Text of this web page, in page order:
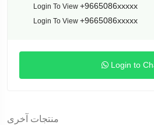
Login To View +9665086xxxxx
Login To View +9665086xxxxx
Login to
منتجات آخرى